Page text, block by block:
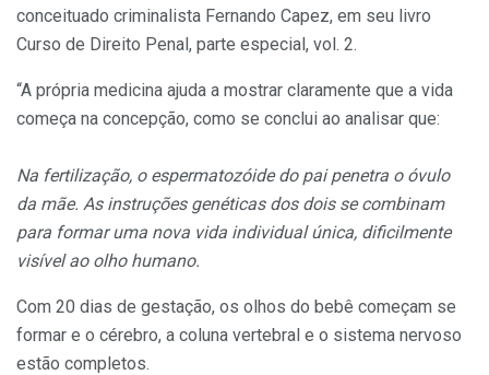
conceituado criminalista Fernando Capez, em seu livro
Curso de Direito Penal, parte especial, vol. 2.
“A própria medicina ajuda a mostrar claramente que a vida
começa na concepção, como se conclui ao analisar que:
Na fertilização, o espermatozóide do pai penetra o óvulo
da mãe. As instruções genéticas dos dois se combinam
para formar uma nova vida individual única, dificilmente
visível ao olho humano.
Com 20 dias de gestação, os olhos do bebê começam se
formar e o cérebro, a coluna vertebral e o sistema nervoso
estão completos.